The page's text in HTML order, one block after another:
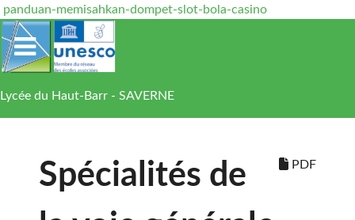
panduan-memisahkan-dompet-slot-bola-casino
Lycée du Haut-Barr - SAVERNE
PDF
Spécialités de